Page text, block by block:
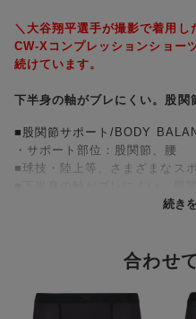
＼大谷翔平選手が撮影で着用し
CW-Xコンプレッションショー
続けています。
下半身の軸がブレにくい。股関
■股関節サポート/BODY
・サポート部位：股関節、腰
■球技・陸上等、さまざまなス
●前後から骨盤をサポート
い。
●高いストレッチ性があり、し
続き
合わせ